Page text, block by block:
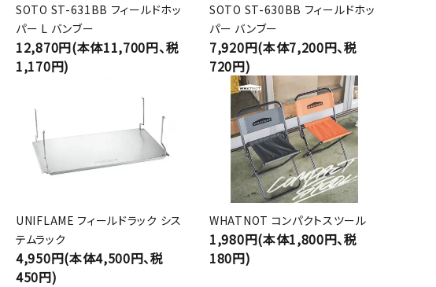
SOTO ST-631BB フィールドホッ
パー L バンブー
12,870円(本体11,700円、税
1,170円)
SOTO ST-630BB フィールドホッ
パー バンブー
7,920円(本体7,200円、税
720円)
UNIFLAME フィールドラック シス
テムラック
4,950円(本体4,500円、税
450円)
WHATNOT コンパクトスツール
1,980円(本体1,800円、税
180円)